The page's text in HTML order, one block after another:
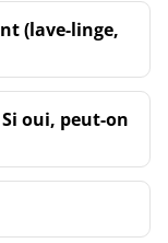
(lave-linge,
oui, peut-on